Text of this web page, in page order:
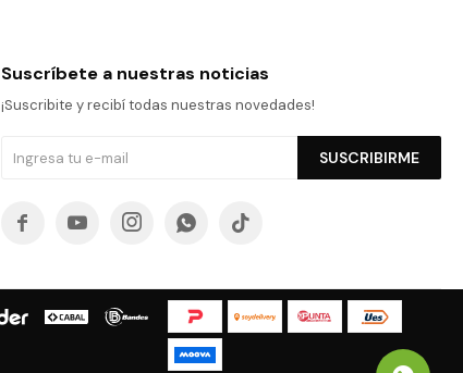
Suscríbete a nuestras noticias
¡Suscribite y recibí todas nuestras novedades!
SUSCRIBIRME
    